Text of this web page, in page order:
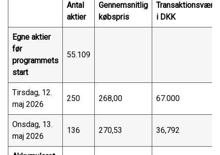
Antal
aktier
Gennemsnitlig
købspris
Transaktionsværdi
i DKK
Egne aktier
før
programmets
start
55.109
Tirsdag, 12.
maj 2026
250 268,00 67.000
Onsdag, 13.
maj 2026
136 270,53 36,792